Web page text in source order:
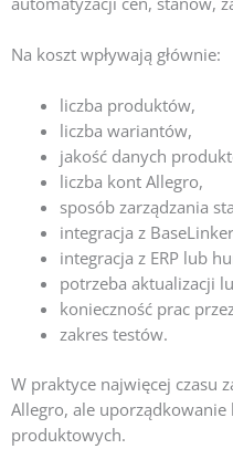
Na koszt wpływają głównie:
liczba produktów,
liczba wariantów,
jakość danych
liczba kont Allegro,
sposób zarządzania
integracja z
integracja z ERP lub
potrzeba aktualizacji
konieczność prac
zakres testów.
W praktyce najwięcej czasu
Allegro, ale
produktowych.